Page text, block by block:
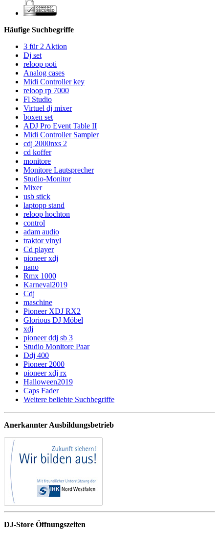
Häufige Suchbegriffe
3 für 2 Aktion
Dj set
reloop poti
Analog cases
Midi Controller key
reloop rp 7000
Fl Studio
Virtuel dj mixer
boxen set
ADJ Pro Event Table II
Midi Controller Sampler
cdj 2000nxs 2
cd koffer
monitore
Monitore Lautsprecher
Studio-Monitor
Mixer
usb stick
laptopp stand
reloop hochton
control
adam audio
traktor vinyl
Cd player
pioneer xdj
nano
Rmx 1000
Karneval2019
Cdj
maschine
Pioneer XDJ RX2
Glorious DJ Möbel
xdj
pioneer ddj sb 3
Studio Monitore Paar
Ddj 400
Pioneer 2000
pioneer xdj rx
Halloween2019
Caps Fader
Weitere beliebte Suchbegriffe
Anerkannter Ausbildungsbetrieb
DJ-Store Öffnungszeiten